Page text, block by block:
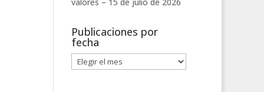
Publicaciones por
fecha
Publicaciones
por